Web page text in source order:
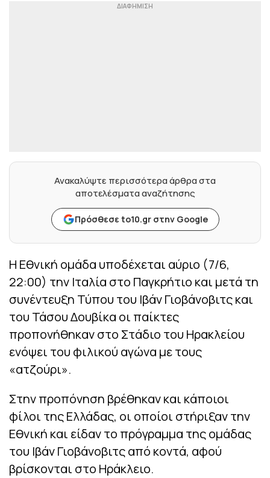
Ανακαλύψτε περισσότερα άρθρα στα
αποτελέσματα αναζήτησης
Πρόσθεσε to10.gr στην Google
Η Εθνική ομάδα υποδέχεται αύριο (7/6,
22:00) την Ιταλία στο Παγκρήτιο και μετά τη
συνέντευξη Τύπου του Ιβάν Γιοβάνοβιτς και
του Τάσου Δουβίκα οι παίκτες
προπονήθηκαν στο Στάδιο του Ηρακλείου
ενόψει του φιλικού αγώνα με τους
«ατζούρι».
Στην προπόνηση βρέθηκαν και κάποιοι
φίλοι της Ελλάδας, οι οποίοι στήριξαν την
Εθνική και είδαν το πρόγραμμα της ομάδας
του Ιβάν Γιοβάνοβιτς από κοντά, αφού
βρίσκονται στο Ηράκλειο.